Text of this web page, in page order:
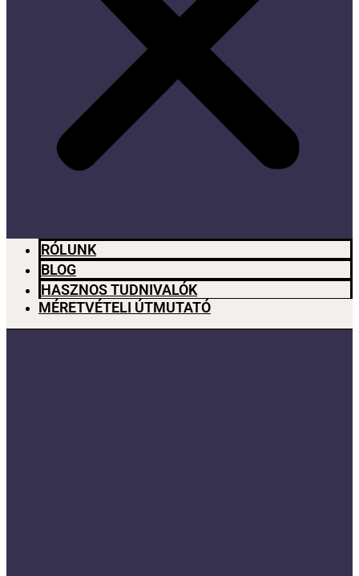
RÓLUNK
BLOG
HASZNOS TUDNIVALÓK
MÉRETVÉTELI ÚTMUTATÓ